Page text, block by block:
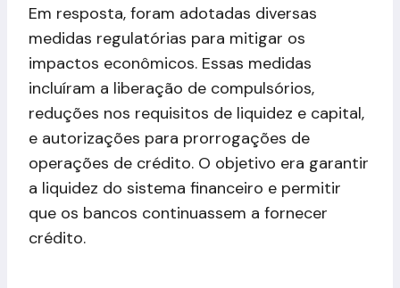
Em resposta, foram adotadas diversas
medidas regulatórias para mitigar os
impactos econômicos. Essas medidas
incluíram a liberação de compulsórios,
reduções nos requisitos de liquidez e capital,
e autorizações para prorrogações de
operações de crédito. O objetivo era garantir
a liquidez do sistema financeiro e permitir
que os bancos continuassem a fornecer
crédito.